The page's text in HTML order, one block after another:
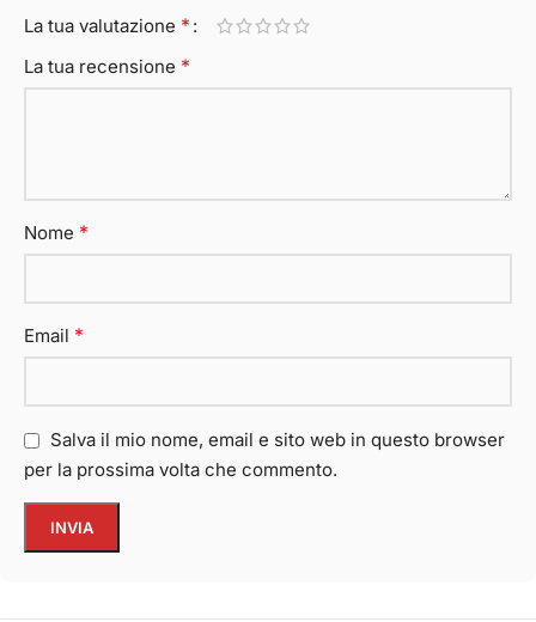
La tua valutazione *
La tua recensione *
Nome *
Email *
Salva il mio nome, email e sito web in questo browser
per la prossima volta che commento.